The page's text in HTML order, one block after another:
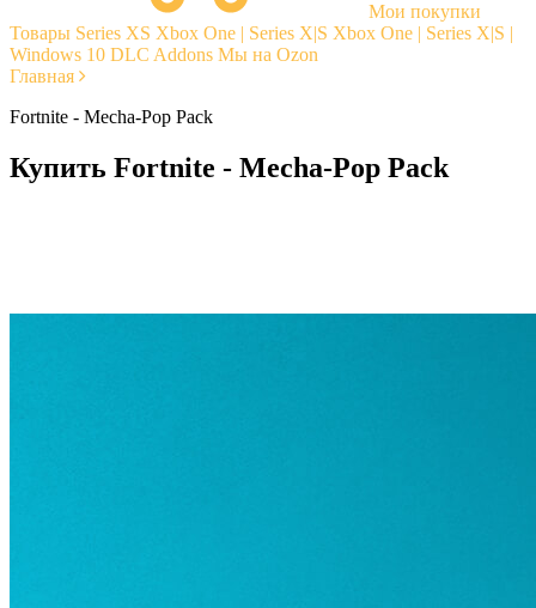
Мои покупки
Товары Series XS Xbox One | Series X|S Xbox One | Series X|S |
Windows 10 DLC Addons Мы на Ozon
Главная
Fortnite - Mecha-Pop Pack
Купить Fortnite - Mecha-Pop Pack